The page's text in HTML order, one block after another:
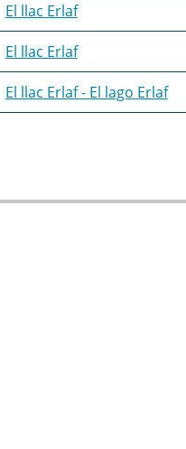
El llac Erlaf
El llac Erlaf
El llac Erlaf - El lago Erlaf